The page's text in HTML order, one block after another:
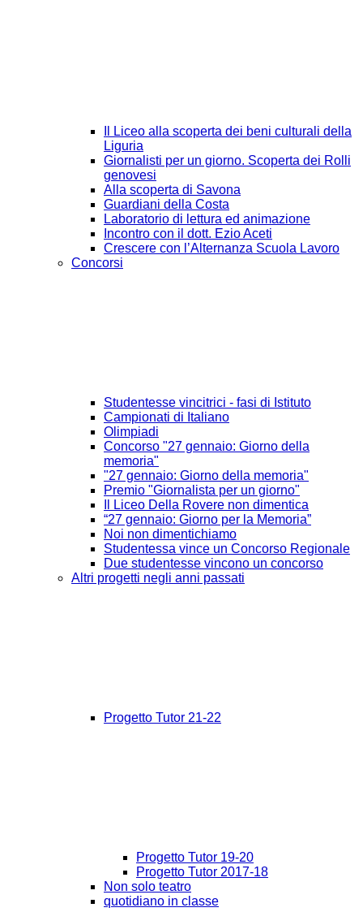
Il Liceo alla scoperta dei beni culturali della
Liguria
Giornalisti per un giorno. Scoperta dei Rolli
genovesi
Alla scoperta di Savona
Guardiani della Costa
Laboratorio di lettura ed animazione
Incontro con il dott. Ezio Aceti
Crescere con l’Alternanza Scuola Lavoro
Concorsi
Studentesse vincitrici - fasi di Istituto
Campionati di Italiano
Olimpiadi
Concorso "27 gennaio: Giorno della
memoria"
"27 gennaio: Giorno della memoria"
Premio "Giornalista per un giorno"
Il Liceo Della Rovere non dimentica
“27 gennaio: Giorno per la Memoria”
Noi non dimentichiamo
Studentessa vince un Concorso Regionale
Due studentesse vincono un concorso
Altri progetti negli anni passati
Progetto Tutor 21-22
Progetto Tutor 19-20
Progetto Tutor 2017-18
Non solo teatro
quotidiano in classe